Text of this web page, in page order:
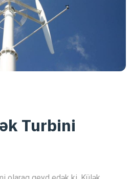
Turbini